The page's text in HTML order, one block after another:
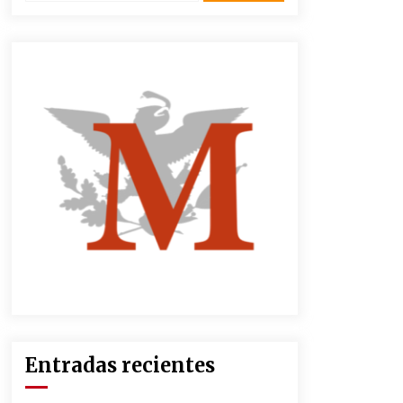
Zar antidrogas de EE.UU.: “vamos
por los políticos mexicanos que
protegen al narco”
2 meses atrás
México libraría posible arancel de
EE.UU. en 85% de sus exportaciones
Entradas recientes